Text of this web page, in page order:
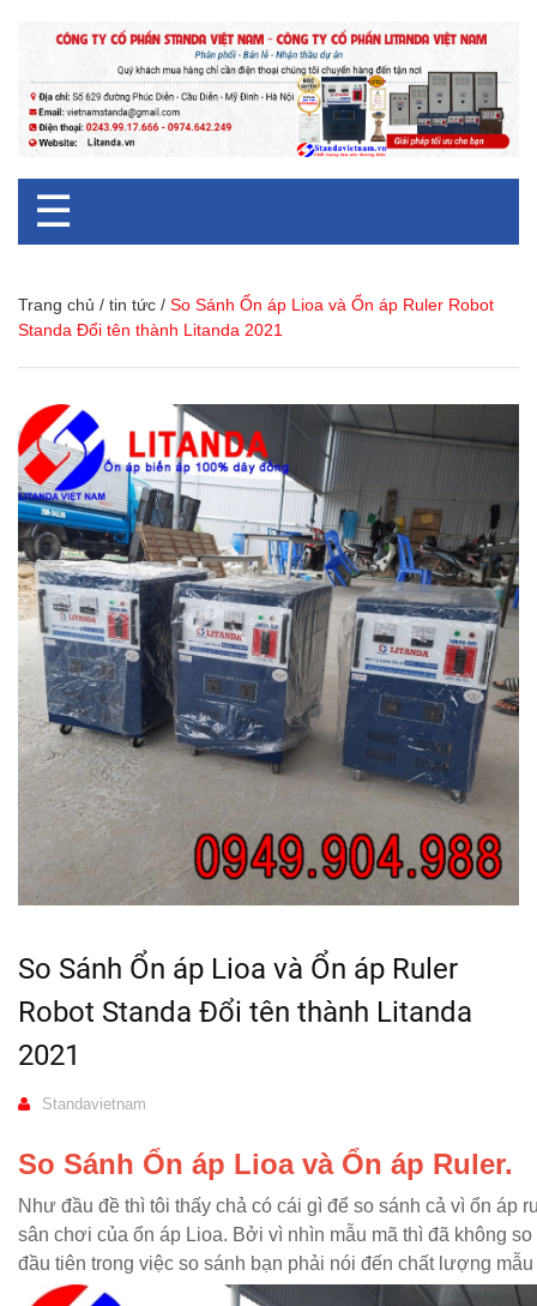
☰
Trang chủ / tin tức / So Sánh Ổn áp Lioa và Ổn áp Ruler Robot
Standa Đổi tên thành Litanda 2021
So Sánh Ổn áp Lioa và Ổn áp Ruler
Robot Standa Đổi tên thành Litanda
2021
Standavietnam
So Sánh Ổn áp Lioa và Ổn áp Ruler.
Như đầu đề thì tôi thấy chả có cái gì để so sánh cả vì ổn áp
sân chơi của ổn áp Lioa. Bởi vì nhìn mẫu mã thì đã không
đầu tiên trong việc so sánh bạn phải nói đến chất lượng